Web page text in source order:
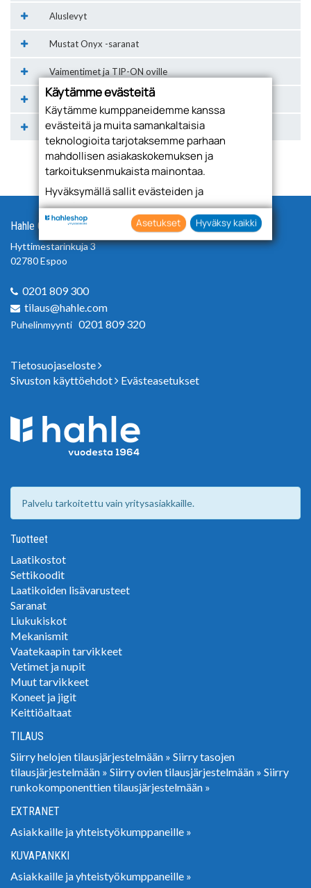
Aluslevyt
Mustat Onyx -saranat
Vaimentimet ja TIP-ON oville
SERVO-DRIVE kodinkoneiden oville
Saranointitarvikkeet
Hahle Oy
Hyttimestarinkuja 3
02780 Espoo
0201 809 300
tilaus@hahle.com
Puhelinmyynti 0201 809 320
Tietosuojaseloste
Sivuston käyttöehdot
Evästeasetukset
Palvelu tarkoitettu vain yritysasiakkaille.
Tuotteet
Laatikostot
Settikoodit
Laatikoiden lisävarusteet
Saranat
Liukukiskot
Mekanismit
Vaatekaapin tarvikkeet
Vetimet ja nupit
Muut tarvikkeet
Koneet ja jigit
Keittiöaltaat
TILAUS
Siirry helojen tilausjärjestelmään » Siirry tasojen
tilausjärjestelmään » Siirry ovien tilausjärjestelmään » Siirry
runkokomponenttien tilausjärjestelmään »
EXTRANET
Asiakkaille ja yhteistyökumppaneille »
KUVAPANKKI
Asiakkaille ja yhteistyökumppaneille »
Käytämme evästeitä
Käytämme kumppaneidemme kanssa
evästeitä ja muita samankaltaisia
teknologioita tarjotaksemme parhaan
mahdollisen asiakaskokemuksen ja
tarkoituksenmukaista mainontaa.
Hyväksymällä sallit evästeiden ja
teknologioiden käytön tietojesi keräämiseen
sekä käyttämiseen. Voit myös antaa
suostumuksesi valikoiden klikkaamalla
“Asetukset” painiketta.
Asetukset Hyväksy kaikki